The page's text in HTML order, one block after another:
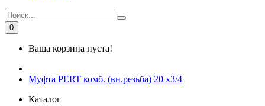
0
Ваша корзина пуста!
Муфта PERT комб. (вн.резьба) 20 x3/4
Каталог